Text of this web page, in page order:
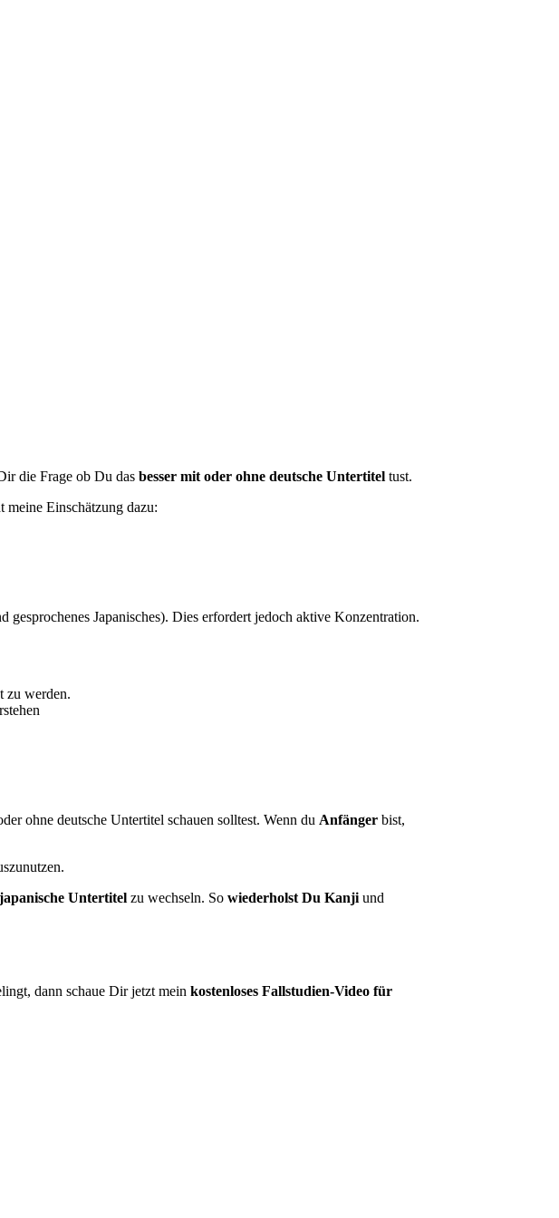
die Frage ob Du dasbesser mit oder ohne deutsche Untertitel tust.
meine Einschätzung dazu:
gesprochenes Japanisches). Dies erfordert jedoch aktive Konzentration.
zu werden.
ohne deutsche Untertitel schauen solltest. Wenn du Anfänger bist,
japanische Untertitel zu wechseln. Sowiederholst Du Kanji und
dann schaue Dir jetzt meinkostenloses Fallstudien-Video für